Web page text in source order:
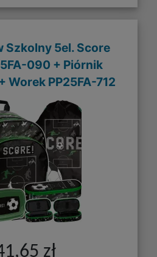
Szkolny 5el. Score
090 + Piórnik
Worek PP25FA-712
zł